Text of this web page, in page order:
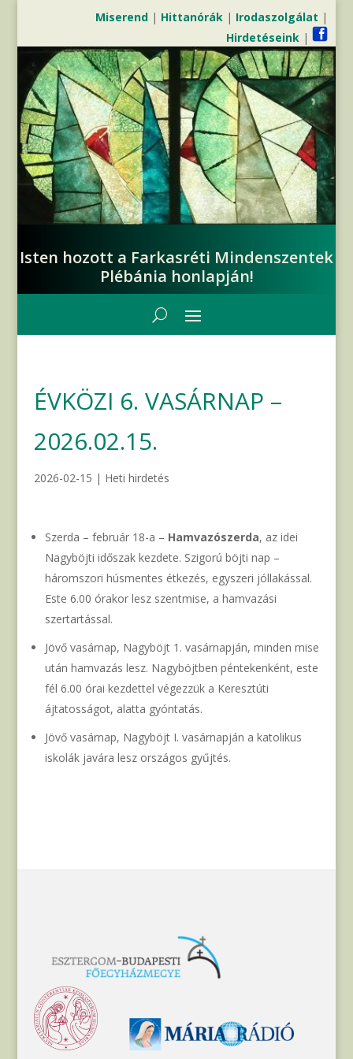
Miserend| Hittanórák| Irodaszolgálat |
Hirdetéseink|
Isten hozott a Farkasréti Mindenszentek
Plébánia honlapján!
ÉVKÖZI 6. VASÁRNAP –
2026.02.15.
2026-02-15 | Heti hirdetés
Szerda – február 18-a – Hamvazószerda, az idei
Nagyböjti időszak kezdete. Szigorú böjti nap –
háromszori húsmentes étkezés, egyszeri jóllakással.
Este 6.00 órakor lesz szentmise, a hamvazási
szertartással.
Jövő vasárnap, Nagyböjt 1. vasárnapján, minden mise
után hamvazás lesz. Nagyböjtben péntekenként, este
fél 6.00 órai kezdettel végezzük a Keresztúti
ájtatosságot, alatta gyóntatás.
Jövő vasárnap, Nagyböjt I. vasárnapján a katolikus
iskolák javára lesz országos gyűjtés.